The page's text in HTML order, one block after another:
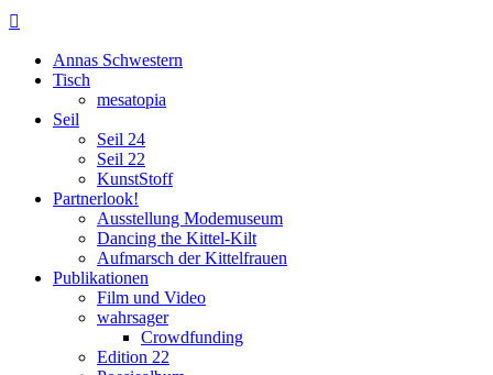

Annas Schwestern
Tisch
mesatopia
Seil
Seil 24
Seil 22
KunstStoff
Partnerlook!
Ausstellung Modemuseum
Dancing the Kittel-Kilt
Aufmarsch der Kittelfrauen
Publikationen
Film und Video
wahrsager
Crowdfunding
Edition 22